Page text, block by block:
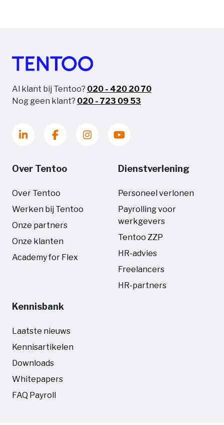
Al klant bij Tentoo? 020 - 420 20 70
Nog geen klant? 020 - 723 09 53
Over Tentoo
Over Tentoo
Werken bij Tentoo
Onze partners
Onze klanten
Academy for Flex
Dienstverlening
Personeel verlonen
Payrolling voor
werkgevers
Tentoo ZZP
HR-advies
Freelancers
HR-partners
Kennisbank
Laatste nieuws
Kennisartikelen
Downloads
Whitepapers
FAQ Payroll